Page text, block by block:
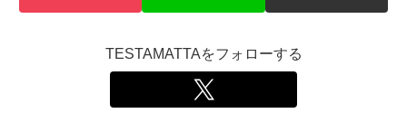
TESTAMATTAをフォローする